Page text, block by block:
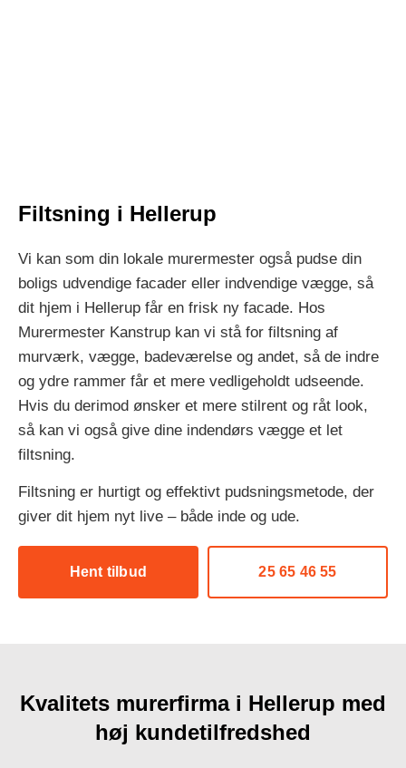
Filtsning i Hellerup
Vi kan som din lokale murermester også pudse din
boligs udvendige facader eller indvendige vægge, så
dit hjem i Hellerup får en frisk ny facade. Hos
Murermester Kanstrup kan vi stå for filtsning af
murværk, vægge, badeværelse og andet, så de indre
og ydre rammer får et mere vedligeholdt udseende.
Hvis du derimod ønsker et mere stilrent og råt look,
så kan vi også give dine indendørs vægge et let
filtsning.
Filtsning er hurtigt og effektivt pudsningsmetode, der
giver dit hjem nyt live – både inde og ude.
Hent tilbud 25 65 46 55
Kvalitets murerfirma i Hellerup med
høj kundetilfredshed